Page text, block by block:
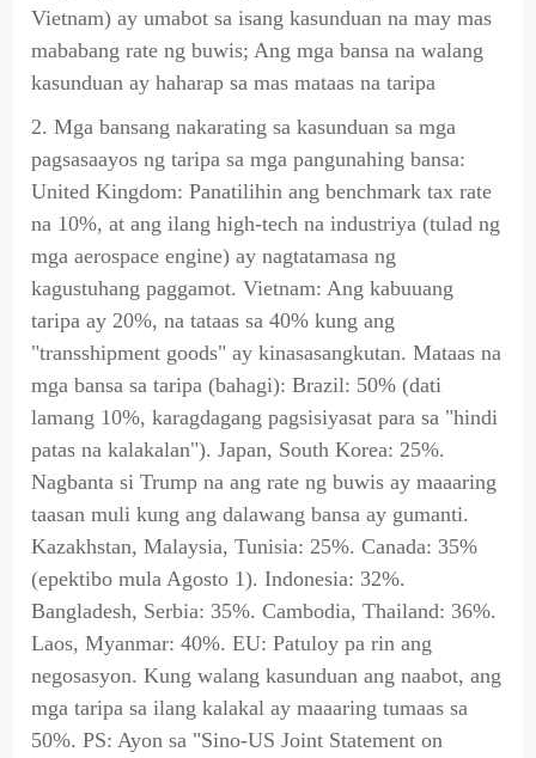
Vietnam) ay umabot sa isang kasunduan na may mas
mababang rate ng buwis; Ang mga bansa na walang
kasunduan ay haharap sa mas mataas na taripa
2. Mga bansang nakarating sa kasunduan sa mga
pagsasaayos ng taripa sa mga pangunahing bansa:
United Kingdom: Panatilihin ang benchmark tax rate
na 10%, at ang ilang high-tech na industriya (tulad ng
mga aerospace engine) ay nagtatamasa ng
kagustuhang paggamot. Vietnam: Ang kabuuang
taripa ay 20%, na tataas sa 40% kung ang
"transshipment goods" ay kinasasangkutan. Mataas na
mga bansa sa taripa (bahagi): Brazil: 50% (dati
lamang 10%, karagdagang pagsisiyasat para sa "hindi
patas na kalakalan"). Japan, South Korea: 25%.
Nagbanta si Trump na ang rate ng buwis ay maaaring
taasan muli kung ang dalawang bansa ay gumanti.
Kazakhstan, Malaysia, Tunisia: 25%. Canada: 35%
(epektibo mula Agosto 1). Indonesia: 32%.
Bangladesh, Serbia: 35%. Cambodia, Thailand: 36%.
Laos, Myanmar: 40%. EU: Patuloy pa rin ang
negosasyon. Kung walang kasunduan ang naabot, ang
mga taripa sa ilang kalakal ay maaaring tumaas sa
50%. PS: Ayon sa "Sino-US Joint Statement on